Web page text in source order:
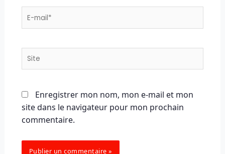
E-
Site
Enregistrer mon nom, mon e-mail et mon
site dans le navigateur pour mon prochain
commentaire.